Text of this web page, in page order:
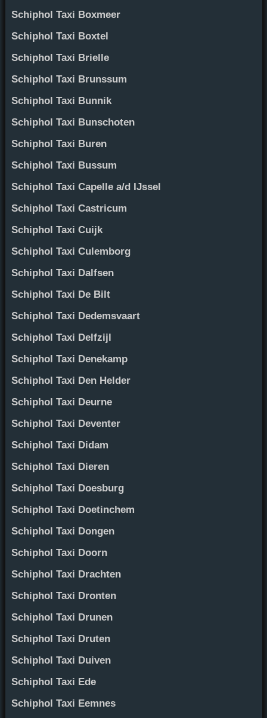
Schiphol Taxi Boxmeer
Schiphol Taxi Boxtel
Schiphol Taxi Brielle
Schiphol Taxi Brunssum
Schiphol Taxi Bunnik
Schiphol Taxi Bunschoten
Schiphol Taxi Buren
Schiphol Taxi Bussum
Schiphol Taxi Capelle a/d IJssel
Schiphol Taxi Castricum
Schiphol Taxi Cuijk
Schiphol Taxi Culemborg
Schiphol Taxi Dalfsen
Schiphol Taxi De Bilt
Schiphol Taxi Dedemsvaart
Schiphol Taxi Delfzijl
Schiphol Taxi Denekamp
Schiphol Taxi Den Helder
Schiphol Taxi Deurne
Schiphol Taxi Deventer
Schiphol Taxi Didam
Schiphol Taxi Dieren
Schiphol Taxi Doesburg
Schiphol Taxi Doetinchem
Schiphol Taxi Dongen
Schiphol Taxi Doorn
Schiphol Taxi Drachten
Schiphol Taxi Dronten
Schiphol Taxi Drunen
Schiphol Taxi Druten
Schiphol Taxi Duiven
Schiphol Taxi Ede
Schiphol Taxi Eemnes